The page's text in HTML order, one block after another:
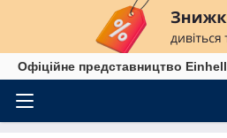
Офіційне представництво Einhell